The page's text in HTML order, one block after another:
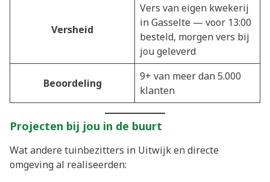
Versheid
Vers van eigen kwekerij
in Gasselte — voor 13:00
besteld, morgen vers bij
jou geleverd
Beoordeling
9+ van meer dan 5.000
klanten
Projecten bij jou in de buurt
Wat andere tuinbezitters in Uitwijk en directe
omgeving al realiseerden: